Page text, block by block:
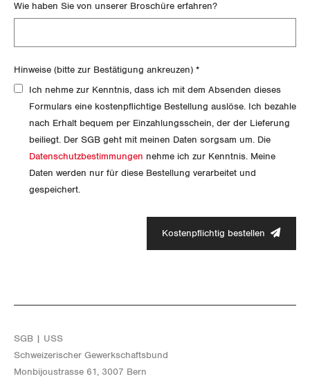
Wie haben Sie von unserer Broschüre erfahren?
Hinweise (bitte zur Bestätigung ankreuzen) *
Ich nehme zur Kenntnis, dass ich mit dem Absenden dieses
Formulars eine kostenpflichtige Bestellung auslöse. Ich bezahle
nach Erhalt bequem per Einzahlungsschein, der der Lieferung
beiliegt. Der SGB geht mit meinen Daten sorgsam um. Die
Datenschutzbestimmungen nehme ich zur Kenntnis. Meine
Daten werden nur für diese Bestellung verarbeitet und
gespeichert.
Kostenpflichtig bestellen
SGB | USS
Schwei­ze­ri­scher Ge­werk­schafts­bund
Mon­bi­joustras­se 61, 3007 Bern